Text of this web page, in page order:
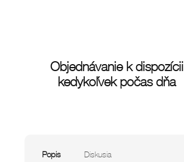
Objednávanie k dispozícii
kedykoľvek počas dňa
Popis Diskusia